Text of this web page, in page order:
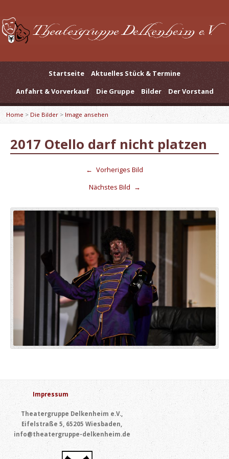
Startseite
Aktuelles Stück & Termine
Anfahrt & Vorverkauf
Die Gruppe Bilder Der Vorstand
Home > Die Bilder> Image ansehen
2017 Otello darf nicht platzen
← Vorheriges Bild
Nächstes Bild →
Impressum
Theatergruppe Delkenheim e.V.,
Eifelstraße 5, 65205 Wiesbaden,
info@theatergruppe-delkenheim.de